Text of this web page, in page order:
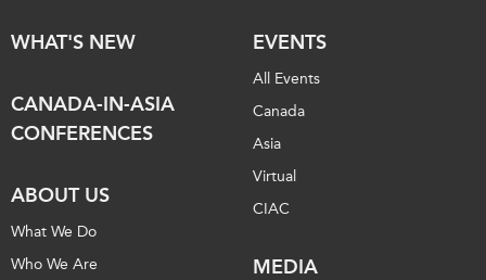
WHAT'S NEW
CANADA-IN-ASIA
CONFERENCES
ABOUT US
What We Do
Who We Are
EVENTS
All Events
Canada
Asia
Virtual
CIAC
MEDIA